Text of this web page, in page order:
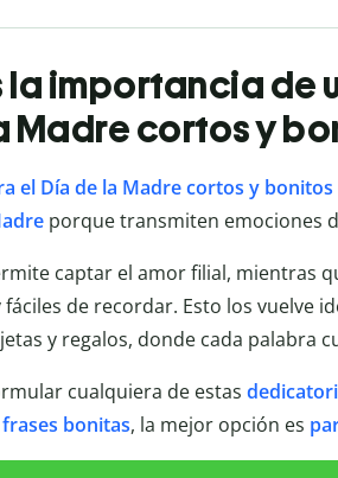
la importancia de
Madre cortos y
el Día de la Madre cortos y
porque transmiten emociones
captar el amor filial, mientras
de recordar. Esto los vuelve
y regalos, donde cada palabra
cualquiera de estas
frases bonitas, la mejor opción es